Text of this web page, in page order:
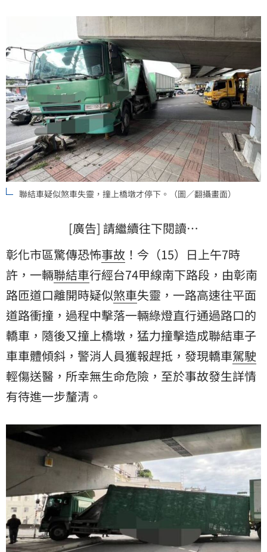
聯結車疑似煞車失靈，撞上橋墩才停下。（圖／翻攝畫面）
[廣告] 請繼續往下閱讀…
彰化市區驚傳恐怖事故 ！今（15）日上午7時
許，一輛聯結車行經台74甲線南下路段，由彰南
路匝道口離開時疑似煞車失靈，一路高速往平面
道路衝撞，過程中擊落一輛綠燈直行通過路口的
轎車 ，隨後又撞上橋墩，猛力撞擊造成聯結車子
車車體傾斜，警消人員獲報趕抵，發現轎車駕駛
輕傷送醫，所幸無生命危險，至於事故發生詳情
有待進一步釐清。